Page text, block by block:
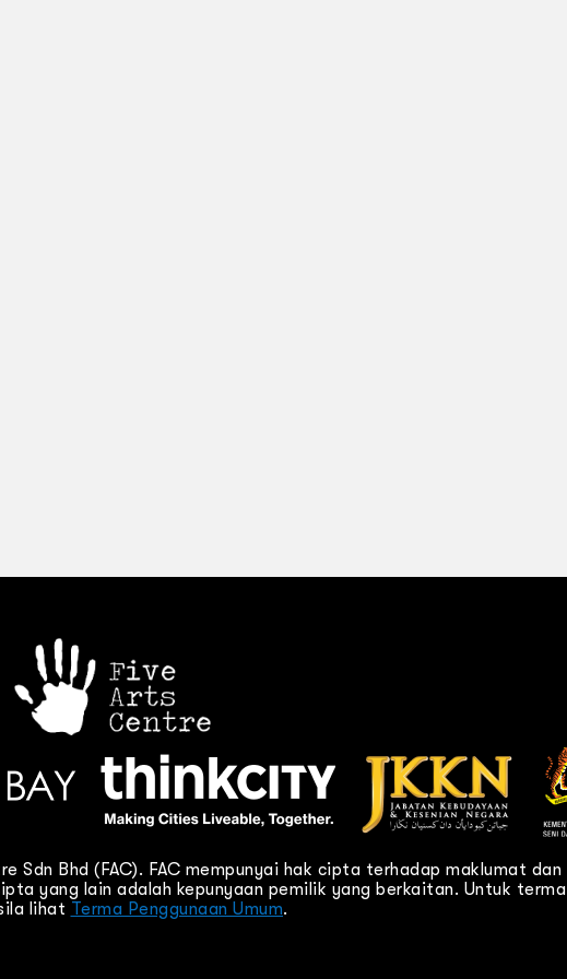
Sdn Bhd (FAC). FAC mempunyai hak cipta terhadap maklumat dan
yang lain adalah kepunyaan pemilik yang berkaitan. Untuk terma
lihat Terma Penggunaan Umum.